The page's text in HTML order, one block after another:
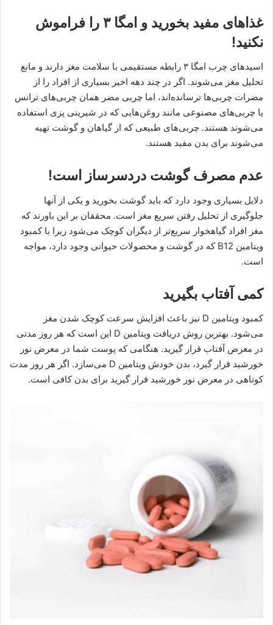
غذاهای مفید بخورید و امگا ۳ را فراموش
نکنید!
اسیدهای چرب امگا ۳ رابطه مستقیمی با سلامت مغز دارند و مانع
تحلیل مغز می‌شوند. اگر در چند دهه اخیر بسیاری از افراد را از
مضرات چربی‌ها ترسانده‌اند، اما چربی مضر همان چربی‌های ترانس
یا چربی‌های مصنوعی مانند روغن‌هایی که در شیرینی پزی استفاده
می‌شوند هستند. چربی‌های طبیعی که از گیاهان و گوشت تهیه
می‌شوند برای بدن مفید هستند.
عدم مصرف گوشت دردسرساز است!
دلایل بسیاری وجود دارد که باید گوشت بخورید و یکی از آنها
جلوگیری از تحلیل رفتن سریع مغز است. محققان بر این باورند که
مغز افراد گیاهخوار سریع‌تر از دیگران کوچک می‌شود زیرا با کمبود
ویتامین B12 که در گوشت و محصولات حیوانی وجود دارد، مواجه
است.
کمی آفتاب بگیرید
کمبود ویتامین D نیز باعث افزایش سرعت کوچک شدن مغز
می‌شود. بهترین روش دریافت ویتامین D این است که هر روز مدتی
در معرض آفتاب قرار گیرید. هنگامی که پوست شما در معرض نور
خورشید قرار گیرد، بدن خودش ویتامین D می‌سازد. اگر هر روز مدت
کوتاهی در معرض نور خورشید قرار گیرید برای بدن کافی است.